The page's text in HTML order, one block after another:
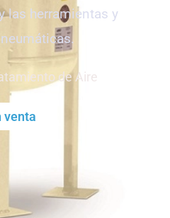
las herramientas y
de Aire
venta